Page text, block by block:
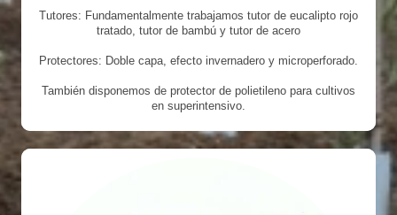
Tutores: Fundamentalmente trabajamos tutor de eucalipto rojo
tratado, tutor de bambú y tutor de acero
Protectores: Doble capa, efecto invernadero y microperforado.
También disponemos de protector de polietileno para cultivos
en superintensivo.